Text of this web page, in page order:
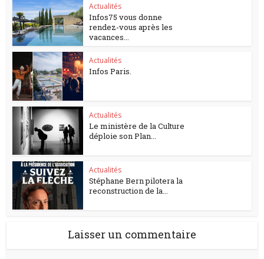
Actualités
Infos75 vous donne
rendez-vous après les
vacances...
Actualités
Infos Paris.
Actualités
Le ministère de la Culture
déploie son Plan...
Actualités
Stéphane Bern pilotera la
reconstruction de la...
Laisser un commentaire